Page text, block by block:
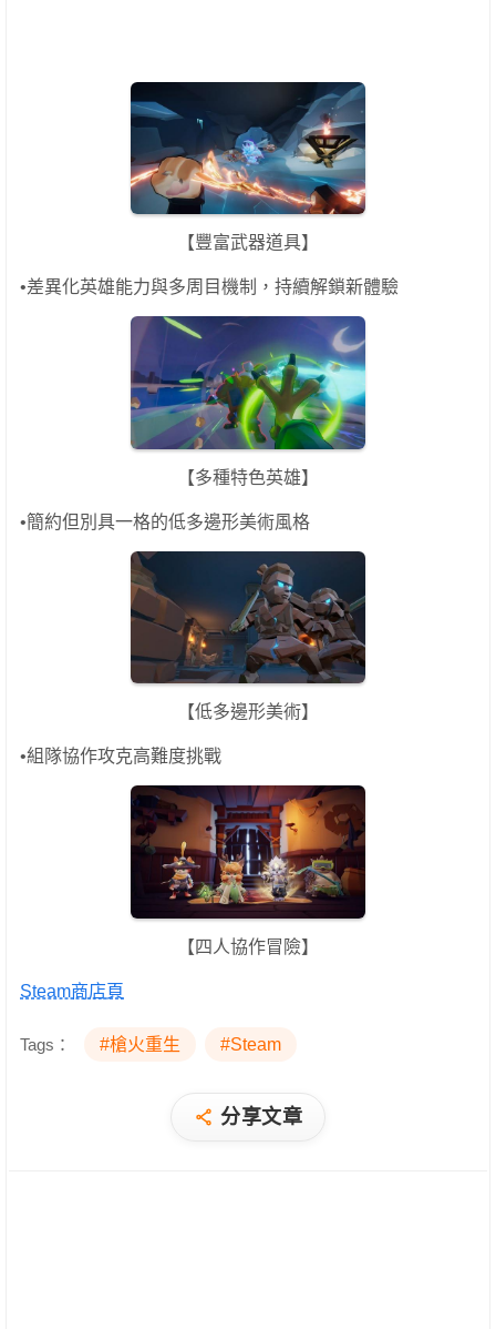
【豐富武器道具】
•差異化英雄能力與多周目機制，持續解鎖新體驗
【多種特色英雄】
•簡約但別具一格的低多邊形美術風格
【低多邊形美術】
•組隊協作攻克高難度挑戰
【四人協作冒險】
Steam商店頁
Tags： #槍火重生 #Steam
分享文章